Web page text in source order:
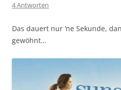
4 Antworten
Das dauert nur ‘ne Sekunde,
gewöhnt…